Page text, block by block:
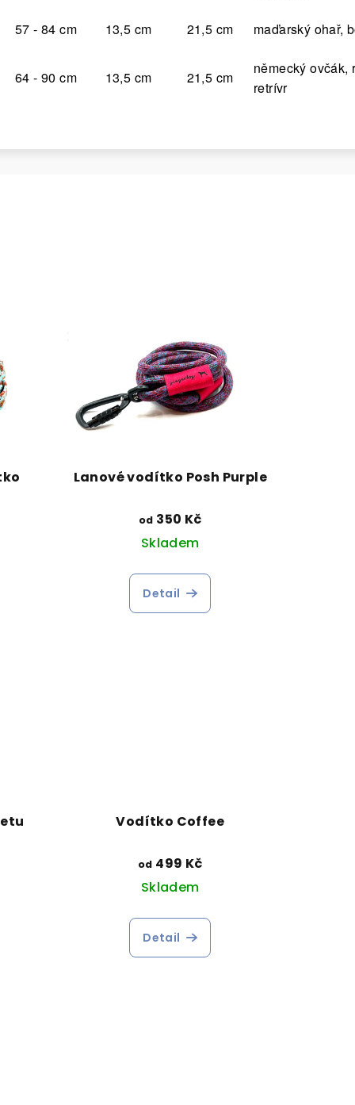
57 - 84 cm 13,5 cm 21,5 cm maďarský ohař,
64 - 90 cm 13,5 cm 21,5 cm
německý ovčák,
retrívr
Lanové vodítko Posh Purple
od 350 Kč
Skladem
Detail
Vodítko Coffee
od 499 Kč
Skladem
Detail